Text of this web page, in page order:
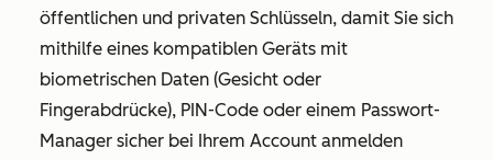
öffentlichen und privaten Schlüsseln, damit Sie sich
mithilfe eines kompatiblen Geräts mit
biometrischen Daten (Gesicht oder
Fingerabdrücke), PIN-Code oder einem Passwort-
Manager sicher bei Ihrem Account anmelden